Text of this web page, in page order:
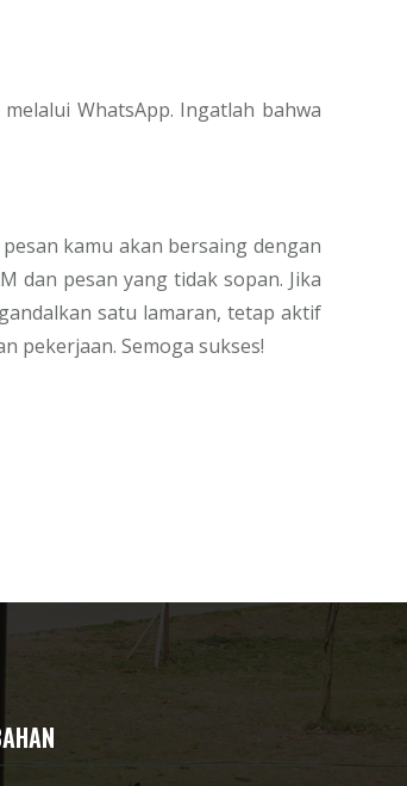
WhatsApp. Ingatlah bahwa
kamu akan bersaing dengan
dan pesan yang tidak sopan. Jika
satu lamaran, tetap aktif
pekerjaan. Semoga sukses!